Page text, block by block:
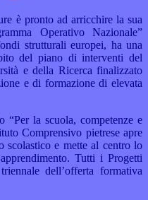
è pronto ad arricchire la sua
Operativo Nazionale”
strutturali europei, ha una
del piano di interventi del
e della Ricerca finalizzato
e di formazione di elevata
la scuola, competenze e
Comprensivo pietrese apre
scolastico e mette al centro lo
Tutti i Progetti
dell’offerta formativa